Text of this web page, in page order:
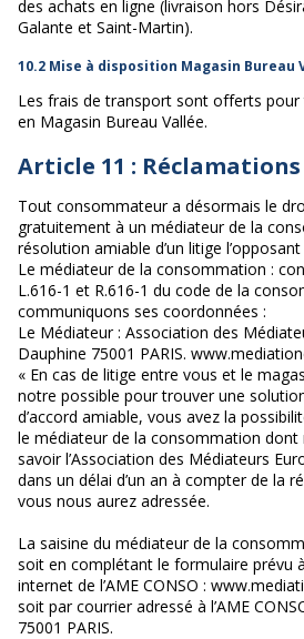
des achats en ligne (livraison hors
Galante et Saint-Martin).
10.2 Mise à disposition Magasin Bureau
Les frais de transport sont offerts
en Magasin Bureau Vallée.
Article 11 : Réclamations
Tout consommateur a désormais le
gratuitement à un médiateur de la
résolution amiable d’un litige
Le médiateur de la consommation :
L.616-1 et R.616-1 du code de la
communiquons ses coordonnées :
Le Médiateur : Association des
Dauphine 75001 PARIS.
« En cas de litige entre vous et le
notre possible pour trouver une
d’accord amiable, vous avez la
le médiateur de la consommation dont
savoir l’Association des Médiateurs
dans un délai d’un an à compter de la
vous nous aurez adressée.
La saisine du médiateur de la
soit en complétant le formulaire prévu
internet de l’AME CONSO :
soit par courrier adressé à l’AME
75001 PARIS.